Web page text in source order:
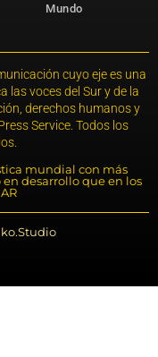
Mundo
cuyo eje es una
las voces del Sur y de la
derechos humanos y
Service. Todos los
mundial con más
desarrollo que en los